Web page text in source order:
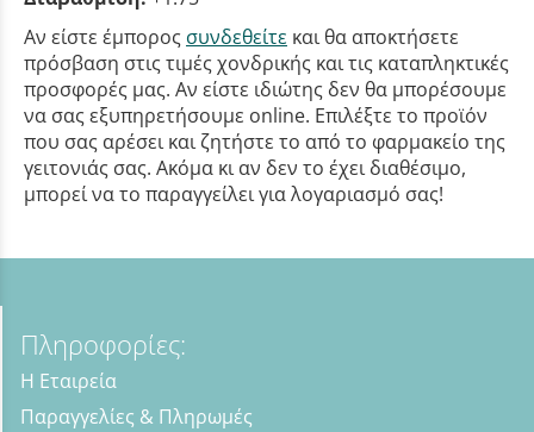
Αν είστε έμπορος συνδεθείτε και θα αποκτήσετε
πρόσβαση στις τιμές χονδρικής και τις καταπληκτικές
προσφορές μας. Αν είστε ιδιώτης δεν θα μπορέσουμε
να σας εξυπηρετήσουμε online. Επιλέξτε το προϊόν
που σας αρέσει και ζητήστε το από το φαρμακείο της
γειτονιάς σας. Ακόμα κι αν δεν το έχει διαθέσιμο,
μπορεί να το παραγγείλει για λογαριασμό σας!
Πληροφορίες:
Η Εταιρεία
Παραγγελίες & Πληρωμές